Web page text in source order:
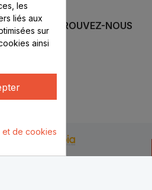
RETROUVEZ-NOUS
les
liés aux
sur
ainsi
et de cookies